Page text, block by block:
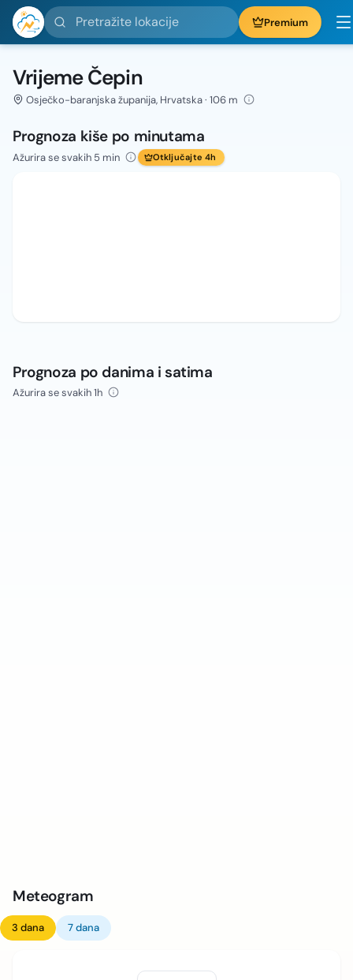
Pretražite lokacije Premium
Vrijeme Čepin
Osječko-baranjska županija, Hrvatska · 106 m
Prognoza kiše po minutama
Ažurira se svakih 5 min Otključajte 4h
Prognoza po danima i satima
Ažurira se svakih 1h
Meteogram
3 dana 7 dana